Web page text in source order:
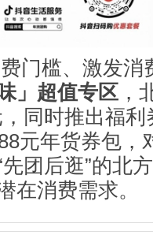
门槛、激发消
」超值专区 ，
同时推出福
元年货券包，
团后逛”的北
在消费需求。